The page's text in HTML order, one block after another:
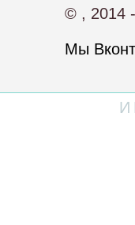
© , 2014 -
Мы